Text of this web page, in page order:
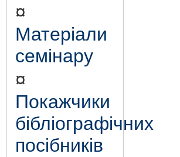
¤
Матеріали
семінару
¤
Покажчики
бібліографічних
посібників